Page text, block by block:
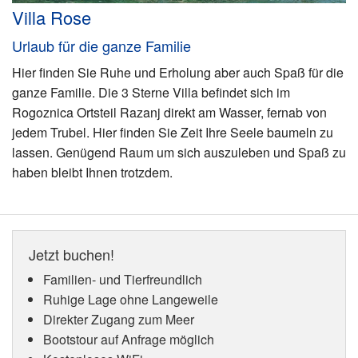
Villa Rose
Urlaub für die ganze Familie
Hier finden Sie Ruhe und Erholung aber auch Spaß für die
ganze Familie. Die 3 Sterne Villa befindet sich im
Rogoznica Ortsteil Razanj direkt am Wasser, fernab von
jedem Trubel. Hier finden Sie Zeit Ihre Seele baumeln zu
lassen. Genügend Raum um sich auszuleben und Spaß zu
haben bleibt Ihnen trotzdem.
Jetzt buchen!
Familien- und Tierfreundlich
Ruhige Lage ohne Langeweile
Direkter Zugang zum Meer
Bootstour auf Anfrage möglich